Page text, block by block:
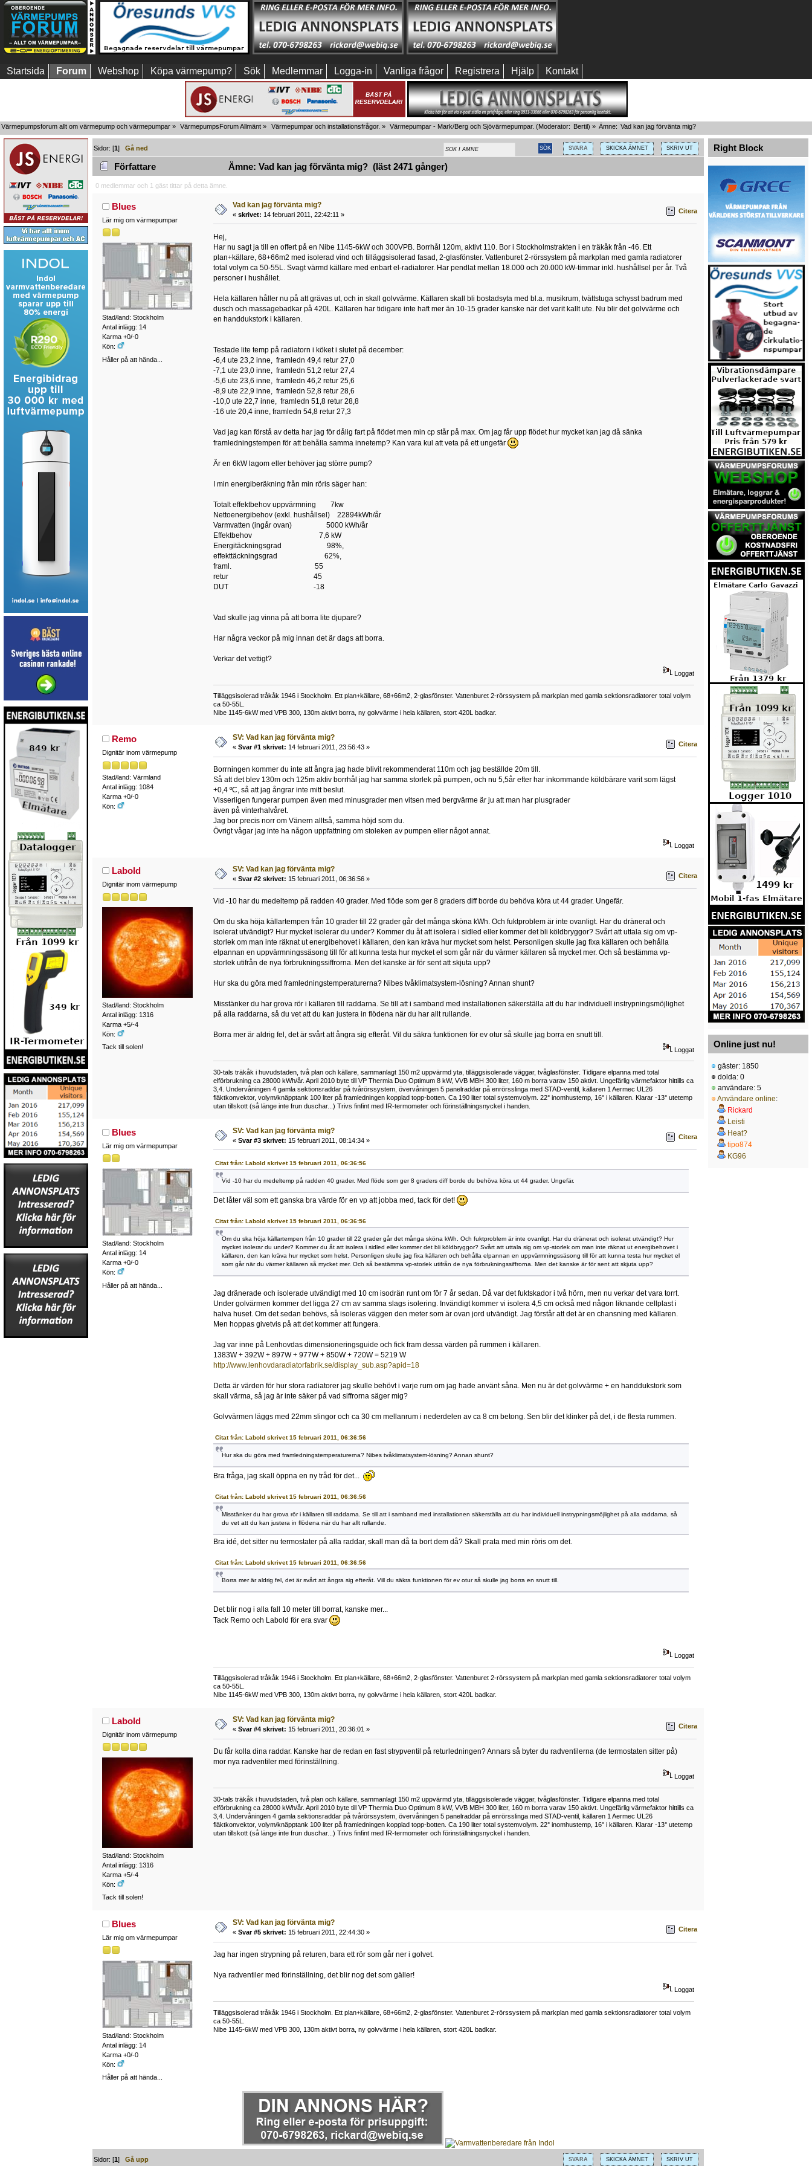
Startsida Forum Webshop Köpa värmepump? Sök Medlemmar Logga-in Vanliga frågor Registrera Hjälp Kontakt
Värmepumpsforum allt om värmepump och värmepumpar » VärmepumpsForum Allmänt » Värmepumpar och installationsfrågor. » Värmepumpar - Mark/Berg och Sjövärmepumpar. (Moderator: Bertil) » Ämne: Vad kan jag förvänta mig?
SVARA SKICKA ÄMNET SKRIV UT
Sidor: [1]Gå ned
Författare Ämne: Vad kan jag förvänta mig? (läst 2471 gånger)
0 medlemmar och 1 gäst tittar på detta ämne.
Blues
Lär mig om värmepumpar
Stad/land: Stockholm
Antal inlägg: 14
Karma +0/-0
Kön:
Håller på att hända...
Vad kan jag förvänta mig?
« skrivet: 14 februari 2011, 22:42:11 » Citera
Hej,
Har nu sagt ja till en offert på en Nibe 1145-6kW och 300VPB. Borrhål 120m, aktivt 110. Bor i Stockholmstrakten i en träkåk från -46. Ett
plan+källare, 68+66m2 med isolerad vind och tilläggsisolerad fasad, 2-glasfönster. Vattenburet 2-rörssystem på markplan med gamla radiatorer
total volym ca 50-55L. Svagt värmd källare med enbart el-radiatorer. Har pendlat mellan 18.000 och 20.000 kW-timmar inkl. hushållsel per år. Två
personer i hushållet.
Hela källaren håller nu på att grävas ut, och in skall golvvärme. Källaren skall bli bostadsyta med bl.a. musikrum, tvättstuga schysst badrum med
dusch och massagebadkar på 420L. Källaren har tidigare inte haft mer än 10-15 grader kanske när det varit kallt ute. Nu blir det golvvärme och
en handdukstork i källaren.
Testade lite temp på radiatorn i köket i slutet på december:
-6,4 ute 23,2 inne, framledn 49,4 retur 27,0
-7,1 ute 23,0 inne, framledn 51,2 retur 27,4
-5,6 ute 23,6 inne, framledn 46,2 retur 25,6
-8,9 ute 22,9 inne, framledn 52,8 retur 28,6
-10,0 ute 22,7 inne, framledn 51,8 retur 28,8
-16 ute 20,4 inne, framledn 54,8 retur 27,3
Vad jag kan förstå av detta har jag för dålig fart på flödet men min cp står på max. Om jag får upp flödet hur mycket kan jag då sänka
framledningstempen för att behålla samma innetemp? Kan vara kul att veta på ett ungefär
Är en 6kW lagom eller behöver jag större pump?
I min energiberäkning från min röris säger han:
Totalt effektbehov uppvärmning 7kw
Nettoenergibehov (exkl. hushållsel) 22894kWh/år
Varmvatten (ingår ovan) 5000 kWh/år
Effektbehov 7,6 kW
Energitäckningsgrad 98%,
effekttäckningsgrad 62%,
framl. 55
retur 45
DUT -18
Vad skulle jag vinna på att borra lite djupare?
Har några veckor på mig innan det är dags att borra.
Verkar det vettigt?
Loggat
Tilläggsisolerad tråkåk 1946 i Stockholm. Ett plan+källare, 68+66m2, 2-glasfönster. Vattenburet 2-rörssystem på markplan med gamla sektionsradiatorer total volym
ca 50-55L.
Nibe 1145-6kW med VPB 300, 130m aktivt borra, ny golvvärme i hela källaren, stort 420L badkar.
Remo
Dignitär inom värmepump
Stad/land: Värmland
Antal inlägg: 1084
Karma +0/-0
Kön:
SV: Vad kan jag förvänta mig?
« Svar #1 skrivet: 14 februari 2011, 23:56:43 » Citera
Borrningen kommer du inte att ångra jag hade blivit rekommenderat 110m och jag beställde 20m till.
Så att det blev 130m och 125m aktiv borrhål jag har samma storlek på pumpen, och nu 5,5år efter har inkommande köldbärare varit som lägst
+0,4 ºC, så att jag ångrar inte mitt beslut.
Visserligen fungerar pumpen även med minusgrader men vitsen med bergvärme är ju att man har plusgrader
även på vinterhalvåret.
Jag bor precis norr om Vänern alltså, samma höjd som du.
Övrigt vågar jag inte ha någon uppfattning om stoleken av pumpen eller något annat.
Loggat
Labold
Dignitär inom värmepump
Stad/land: Stockholm
Antal inlägg: 1316
Karma +5/-4
Kön:
Tack till solen!
SV: Vad kan jag förvänta mig?
« Svar #2 skrivet: 15 februari 2011, 06:36:56 » Citera
Vid -10 har du medeltemp på radden 40 grader. Med flöde som ger 8 graders diff borde du behöva köra ut 44 grader. Ungefär.
Om du ska höja källartempen från 10 grader till 22 grader går det många sköna kWh. Och fuktproblem är inte ovanligt. Har du dränerat och
isolerat utvändigt? Hur mycket isolerar du under? Kommer du åt att isolera i sidled eller kommer det bli köldbryggor? Svårt att uttala sig om vp-
storlek om man inte räknat ut energibehovet i källaren, den kan kräva hur mycket som helst. Personligen skulle jag fixa källaren och behålla
elpannan en uppvärmningssäsong till för att kunna testa hur mycket el som går när du värmer källaren så mycket mer. Och så bestämma vp-
storlek utifrån de nya förbrukningssiffrorna. Men det kanske är för sent att skjuta upp?
Hur ska du göra med framledningstemperaturerna? Nibes tvåklimatsystem-lösning? Annan shunt?
Misstänker du har grova rör i källaren till raddarna. Se till att i samband med installationen säkerställa att du har individuell instrypningsmöjlighet
på alla raddarna, så du vet att du kan justera in flödena när du har allt rullande.
Borra mer är aldrig fel, det är svårt att ångra sig efteråt. Vil du säkra funktionen för ev otur så skulle jag borra en snutt till.
Loggat
30-tals träkåk i huvudstaden, två plan och källare, sammanlagt 150 m2 uppvärmd yta, tilläggsisolerade väggar, tvåglasfönster. Tidigare elpanna med total
elförbrukning ca 28000 kWh/år. April 2010 byte till VP Thermia Duo Optimum 8 kW, VVB MBH 300 liter, 160 m borra varav 150 aktivt. Ungefärlig värmefaktor hittills ca
3,4. Undervåningen 4 gamla sektionsraddar på tvårörssystem, övervåningen 5 panelraddar på enrörsslinga med STAD-ventil, källaren 1 Aermec UL26
fläktkonvektor, volym/knäpptank 100 liter på framledningen kopplad topp-botten. Ca 190 liter total systemvolym. 22° inomhustemp, 16° i källaren. Klarar -13° utetemp
utan tillskott (så länge inte frun duschar...) Trivs finfint med IR-termometer och förinställningsnyckel i handen.
Blues
Lär mig om värmepumpar
Stad/land: Stockholm
Antal inlägg: 14
Karma +0/-0
Kön:
Håller på att hända...
SV: Vad kan jag förvänta mig?
« Svar #3 skrivet: 15 februari 2011, 08:14:34 » Citera
Citat från: Labold skrivet 15 februari 2011, 06:36:56
Vid -10 har du medeltemp på radden 40 grader. Med flöde som ger 8 graders diff borde du behöva köra ut 44 grader. Ungefär.
Det låter väl som ett ganska bra värde för en vp att jobba med, tack för det!
Citat från: Labold skrivet 15 februari 2011, 06:36:56
Om du ska höja källartempen från 10 grader till 22 grader går det många sköna kWh. Och fuktproblem är inte ovanligt. Har du dränerat och isolerat utvändigt? Hur
mycket isolerar du under? Kommer du åt att isolera i sidled eller kommer det bli köldbryggor? Svårt att uttala sig om vp-storlek om man inte räknat ut energibehovet i
källaren, den kan kräva hur mycket som helst. Personligen skulle jag fixa källaren och behålla elpannan en uppvärmningssäsong till för att kunna testa hur mycket el
som går när du värmer källaren så mycket mer. Och så bestämma vp-storlek utifrån de nya förbrukningssiffrorna. Men det kanske är för sent att skjuta upp?
Jag dränerade och isolerade utvändigt med 10 cm isodrän runt om för 7 år sedan. Då var det fuktskador i två hörn, men nu verkar det vara torrt.
Under golvärmen kommer det ligga 27 cm av samma slags isolering. Invändigt kommer vi isolera 4,5 cm också med någon liknande cellplast i
halva huset. Om det sedan behövs, så isoleras väggen den meter som är ovan jord utvändigt. Jag förstår att det är en chansning med källaren.
Men hoppas givetvis på att det kommer att fungera.
Jag var inne på Lenhovdas dimensioneringsguide och fick fram dessa värden på rummen i källaren.
1383W + 392W + 897W + 977W + 850W + 720W = 5219 W
http://www.lenhovdaradiatorfabrik.se/display_sub.asp?apid=18
Detta är värden för hur stora radiatorer jag skulle behövt i varje rum om jag hade använt såna. Men nu är det golvvärme + en handdukstork som
skall värma, så jag är inte säker på vad siffrorna säger mig?
Golvvärmen läggs med 22mm slingor och ca 30 cm mellanrum i nederdelen av ca 8 cm betong. Sen blir det klinker på det, i de flesta rummen.
Citat från: Labold skrivet 15 februari 2011, 06:36:56
Hur ska du göra med framledningstemperaturerna? Nibes tvåklimatsystem-lösning? Annan shunt?
Bra fråga, jag skall öppna en ny tråd för det...
Citat från: Labold skrivet 15 februari 2011, 06:36:56
Misstänker du har grova rör i källaren till raddarna. Se till att i samband med installationen säkerställa att du har individuell instrypningsmöjlighet på alla raddarna, så
du vet att du kan justera in flödena när du har allt rullande.
Bra idé, det sitter nu termostater på alla raddar, skall man då ta bort dem då? Skall prata med min röris om det.
Citat från: Labold skrivet 15 februari 2011, 06:36:56
Borra mer är aldrig fel, det är svårt att ångra sig efteråt. Vill du säkra funktionen för ev otur så skulle jag borra en snutt till.
Det blir nog i alla fall 10 meter till borrat, kanske mer...
Tack Remo och Labold för era svar
Loggat
Tilläggsisolerad tråkåk 1946 i Stockholm. Ett plan+källare, 68+66m2, 2-glasfönster. Vattenburet 2-rörssystem på markplan med gamla sektionsradiatorer total volym
ca 50-55L.
Nibe 1145-6kW med VPB 300, 130m aktivt borra, ny golvvärme i hela källaren, stort 420L badkar.
Labold
Dignitär inom värmepump
Stad/land: Stockholm
Antal inlägg: 1316
Karma +5/-4
Kön:
Tack till solen!
SV: Vad kan jag förvänta mig?
« Svar #4 skrivet: 15 februari 2011, 20:36:01 » Citera
Du får kolla dina raddar. Kanske har de redan en fast strypventil på returledningen? Annars så byter du radventilerna (de termostaten sitter på)
mor nya radventiler med förinställning.
Loggat
30-tals träkåk i huvudstaden, två plan och källare, sammanlagt 150 m2 uppvärmd yta, tilläggsisolerade väggar, tvåglasfönster. Tidigare elpanna med total
elförbrukning ca 28000 kWh/år. April 2010 byte till VP Thermia Duo Optimum 8 kW, VVB MBH 300 liter, 160 m borra varav 150 aktivt. Ungefärlig värmefaktor hittills ca
3,4. Undervåningen 4 gamla sektionsraddar på tvårörssystem, övervåningen 5 panelraddar på enrörsslinga med STAD-ventil, källaren 1 Aermec UL26
fläktkonvektor, volym/knäpptank 100 liter på framledningen kopplad topp-botten. Ca 190 liter total systemvolym. 22° inomhustemp, 16° i källaren. Klarar -13° utetemp
utan tillskott (så länge inte frun duschar...) Trivs finfint med IR-termometer och förinställningsnyckel i handen.
Blues
Lär mig om värmepumpar
Stad/land: Stockholm
Antal inlägg: 14
Karma +0/-0
Kön:
Håller på att hända...
SV: Vad kan jag förvänta mig?
« Svar #5 skrivet: 15 februari 2011, 22:44:30 » Citera
Jag har ingen strypning på returen, bara ett rör som går ner i golvet.
Nya radventiler med förinställning, det blir nog det som gäller!
Loggat
Tilläggsisolerad tråkåk 1946 i Stockholm. Ett plan+källare, 68+66m2, 2-glasfönster. Vattenburet 2-rörssystem på markplan med gamla sektionsradiatorer total volym
ca 50-55L.
Nibe 1145-6kW med VPB 300, 130m aktivt borra, ny golvvärme i hela källaren, stort 420L badkar.
SVARA SKICKA ÄMNET SKRIV UT
Sidor: [1]Gå upp
Right Block
Online just nu!
gäster: 1850
dolda: 0
användare: 5
Användare online:
Rickard
Leisti
Heat?
tipo874
KG96